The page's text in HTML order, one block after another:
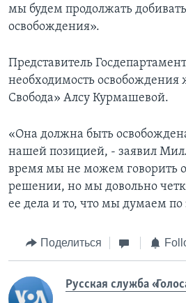
мы будем продолжать
освобождения».
Представитель
необходимость освобождения
Свобода» Алсу Курмашевой.
«Она должна быть
нашей позицией, - заявил
время мы не можем говорить
решении, но мы довольно
ее дела и то, что мы думаем по
Поделиться
Русская служба